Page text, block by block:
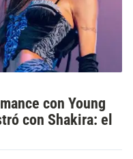
con Young
con Shakira: el